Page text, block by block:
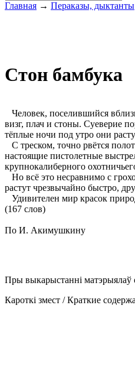
Главная → Пераказы, дыктанты
Стон бамбука
Человек, поселившийся
визг, плач и стоны. Суеверие
тёплые ночи под утро они
С треском, точно рвётся
настоящие пистолетные
крупнокалиберного
Но всё это несравнимо с
растут чрезвычайно быстро,
Удивителен мир красок
(167 слов)
По И. Акимушкину
Пры выкарыстанні матэрыялаў
Кароткі змест / Краткие